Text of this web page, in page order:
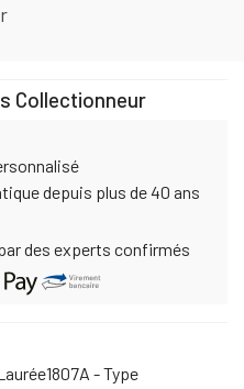
Collectionneur
depuis plus de 40 ans
des experts confirmés
- Type